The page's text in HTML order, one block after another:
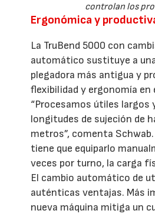
controlan los
Ergonómica y
La TruBend 5000 con
automático sustituye a
plegadora más antigua y
flexibilidad y ergonomía en
“Procesamos útiles largos
longitudes de sujeción de
metros”, comenta Schwab.
tiene que equiparlo
veces por turno, la carga
El cambio automático de
auténticas ventajas. Más
nueva máquina mitiga un